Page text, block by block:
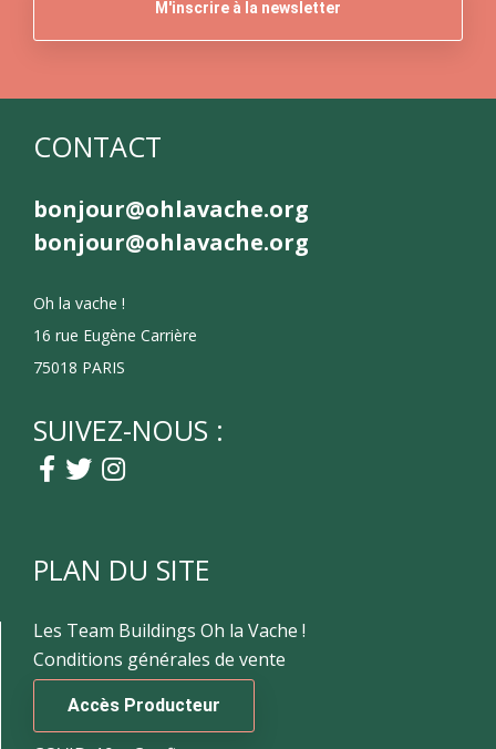
CONTACT
bonjour@ohlavache.org
bonjour@ohlavache.org
Oh la vache !
16 rue Eugène Carrière
75018 PARIS
SUIVEZ-NOUS :
PLAN DU SITE
Les Team Buildings Oh la Vache !
Conditions générales de vente
Accès Producteur